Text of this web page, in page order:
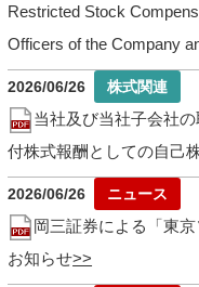
Restricted Stock
Officers of the Company
2026/06/26
当社及び当社子会社
付株式報酬としての自己
2026/06/26
岡三証券による「東
お知らせ